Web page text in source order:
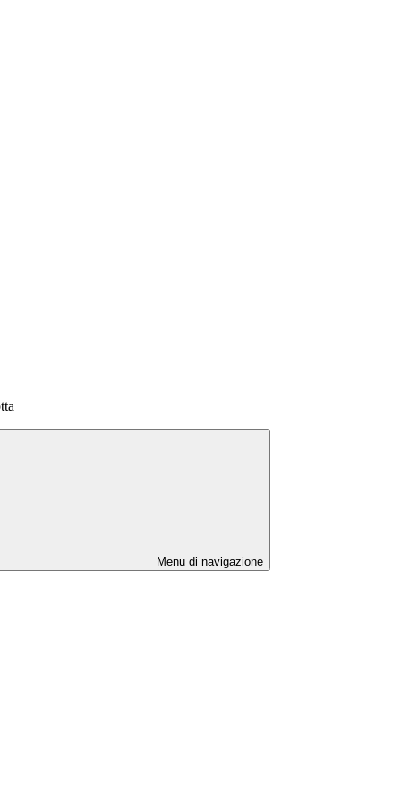
Menu di navigazione